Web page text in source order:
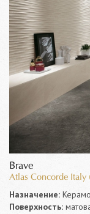
Brave
Atlas Concorde Italy
Назначение:
Поверхность: